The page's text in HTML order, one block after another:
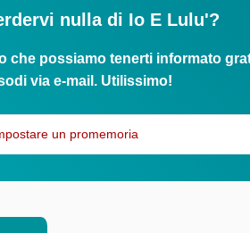
nulla di Io E Lulu'?
che possiamo tenerti informato
via e-mail. Utilissimo!
un promemoria